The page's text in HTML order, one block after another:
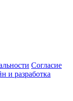
Согласие
и разработка